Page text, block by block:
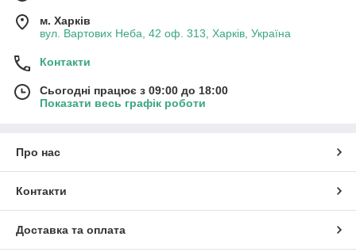
м. Харків
вул. Вартових Неба, 42 оф. 313, Харків, Україна
Контакти
Сьогодні працює з 09:00 до 18:00
Показати весь графік роботи
Про нас
Контакти
Доставка та оплата